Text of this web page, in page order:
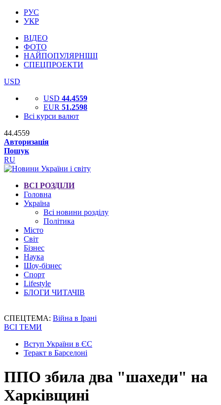
РУС
УКР
ВІДЕО
ФОТО
НАЙПОПУЛЯРНІШІ
СПЕЦПРОЕКТИ
USD
USD 44.4559
EUR 51.2598
Всі курси валют
44.4559
Авторизація
Пошук
RU
ВСІ РОЗДІЛИ
Головна
Україна
Всі новини розділу
Політика
Місто
Світ
Бізнес
Наука
Шоу-бізнес
Спорт
Lifestyle
БЛОГИ ЧИТАЧІВ
СПЕЦТЕМА: Війна в Ірані
ВСІ ТЕМИ
Вступ України в ЄС
Теракт в Барселоні
ППО збила два "шахеди" на
Харківщині